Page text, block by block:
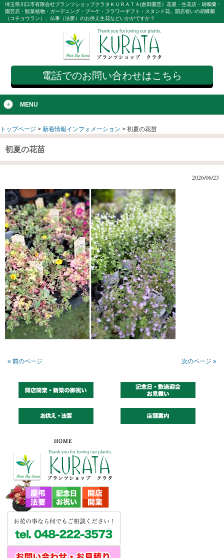
埼玉県川口市有限会社プランツショップクラタＫＵＲＡＴＡ(倉田園芸）花屋・生花店・胡蝶蘭・
園芸店・観葉植物・ガーデニング・ブーケ・フラワーギフト・スタンド花。開店祝いの胡蝶蘭
（コチョウラン）、仏事（法要）のお供え生花などいかがですか？
電話でのお問い合わせはこちら
MENU
トップページ > 新着情報インフォメーション > 初夏の花苗
初夏の花苗
2026/06/23
« 前のページ 次のページ »